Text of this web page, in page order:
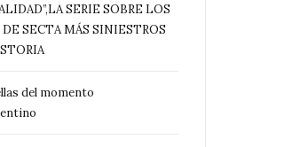
SERIE SOBRE LOS
SECTA MÁS SINIESTROS
del momento